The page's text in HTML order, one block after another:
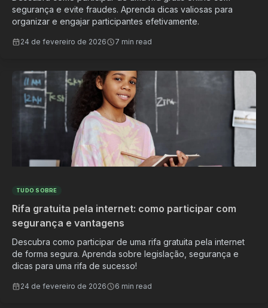
segurança e evite fraudes. Aprenda dicas valiosas para
organizar e engajar participantes efetivamente.
24 de fevereiro de 2026 7 min read
TUDO SOBRE
Rifa gratuita pela internet: como participar com
segurança e vantagens
Descubra como participar de uma rifa gratuita pela internet
de forma segura. Aprenda sobre legislação, segurança e
dicas para uma rifa de sucesso!
24 de fevereiro de 2026 6 min read